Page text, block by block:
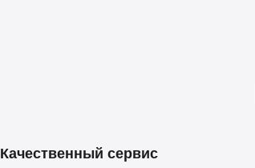
Качественный сервис